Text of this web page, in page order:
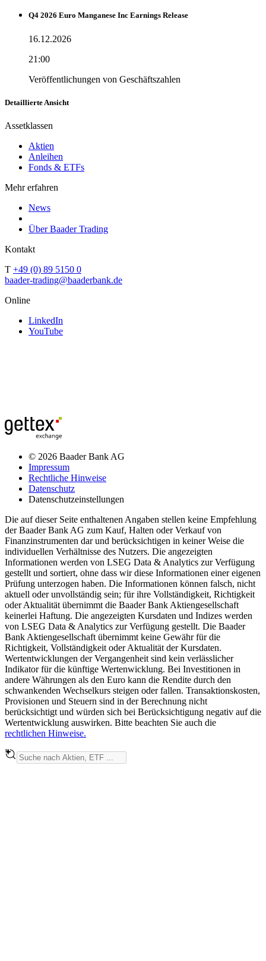
Q4 2026 Euro Manganese Inc Earnings Release
16.12.2026
21:00
Veröffentlichungen von Geschäftszahlen
Detaillierte Ansicht
Assetklassen
Aktien
Anleihen
Fonds & ETFs
Mehr erfahren
News
Über Baader Trading
Kontakt
T +49 (0) 89 5150 0
baader-trading@baaderbank.de
Online
LinkedIn
YouTube
© 2026 Baader Bank AG
Impressum
Rechtliche Hinweise
Datenschutz
Datenschutzeinstellungen
Die auf dieser Seite enthaltenen Angaben stellen keine Empfehlung
der Baader Bank AG zum Kauf, Halten oder Verkauf von
Finanzinstrumenten dar und berücksichtigen in keiner Weise die
individuellen Verhältnisse des Nutzers. Die angezeigten
Informationen werden von LSEG Data & Analytics zur Verfügung
gestellt und sortiert, ohne dass wir diese Informationen einer eigenen
Prüfung unterzogen haben. Die Informationen können falsch, nicht
aktuell oder unvollständig sein; für ihre Vollständigkeit, Richtigkeit
oder Aktualität übernimmt die Baader Bank Aktiengesellschaft
keinerlei Haftung. Die angezeigten Kursdaten und Indizes werden
von LSEG Data & Analytics zur Verfügung gestellt. Die Baader
Bank Aktiengesellschaft übernimmt keine Gewähr für die
Richtigkeit, Vollständigkeit oder Aktualität der Kursdaten.
Wertentwicklungen der Vergangenheit sind kein verlässlicher
Indikator für die künftige Wertenwicklung. Bei Investitionen in
andere Währungen als den Euro kann die Rendite durch den
schwankenden Wechselkurs steigen oder fallen. Transaktionskosten,
Provisionen und Steuern sind in der Berechnung nicht
berücksichtigt und würden sich bei Berücksichtigung negativ auf die
Wertentwicklung auswirken. Bitte beachten Sie auch die
rechtlichen Hinweise.